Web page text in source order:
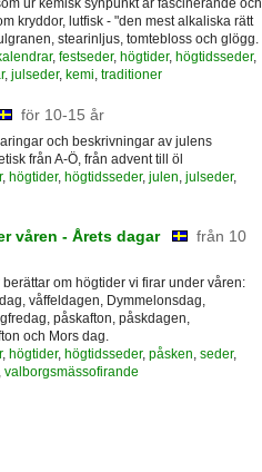
ur kemisk synpunkt är fascinerande och
kryddor, lutfisk - "den mest alkaliska rätt
stearinljus, tomtebloss och glögg.
, festseder, högtider, högtidsseder,
, julseder, kemi, traditioner
för 10-15 år
och beskrivningar av julens
från A-Ö, från advent till öl
, högtider, högtidsseder, julen, julseder,
våren - Årets dagar
från 10
om högtider vi firar under våren:
våffeldagen, Dymmelonsdag,
påskafton, påskdagen,
och Mors dag.
, högtider, högtidsseder, påsken seder,
valborgsmässofirande